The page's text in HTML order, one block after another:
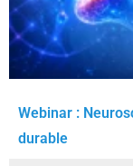
Webinar :
durable